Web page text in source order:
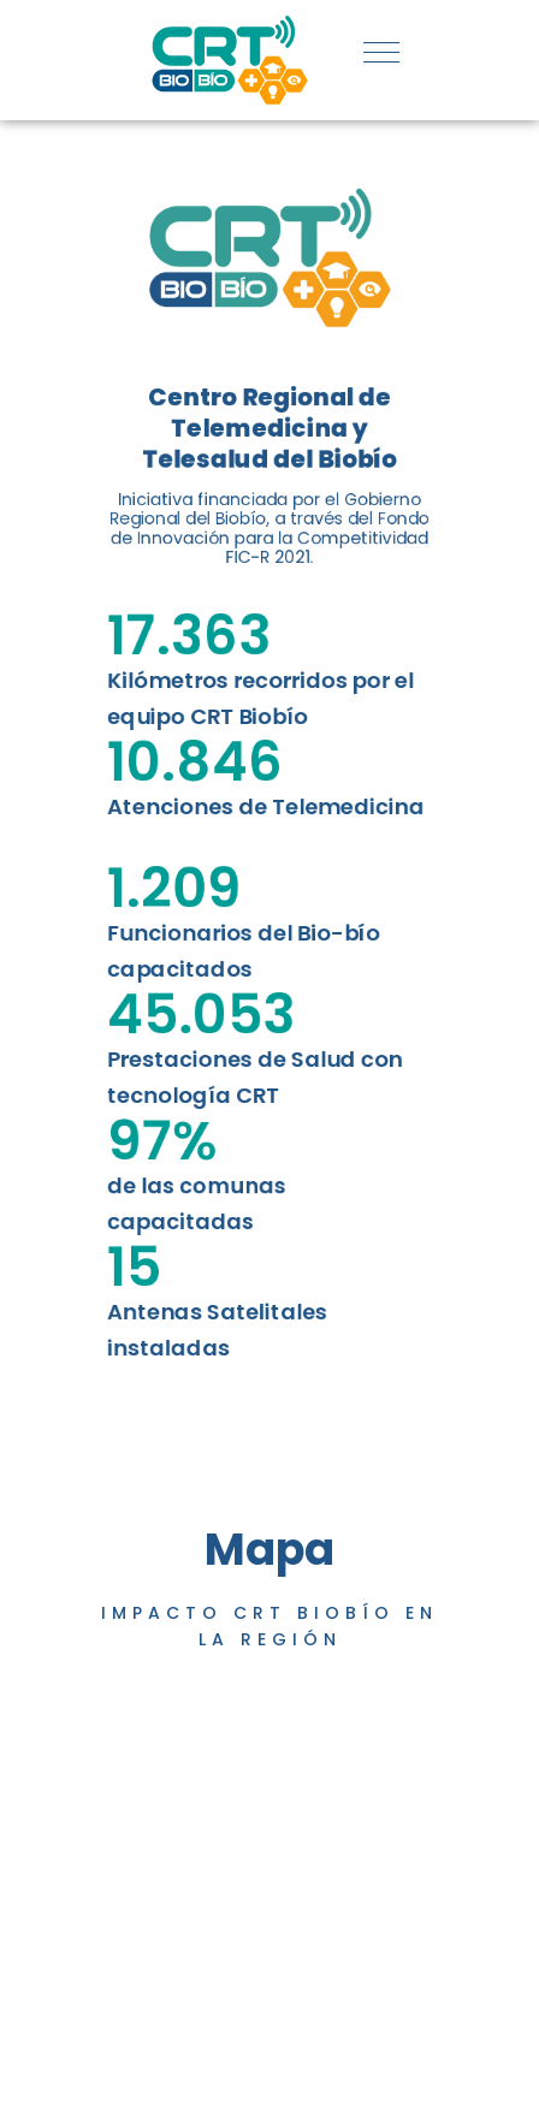
REGIÓN:
CONOCE
LOGROS
DE CRT
BIOBÍO
El Centro Regional de
Telemedicina y Telesalud del
Biobío presenta el balance de
tres años acercando la salud
digital a los habitantes...
Leer más
Centro Regional de
Telemedicina y
Telesalud del Biobío
Iniciativa financiada por el Gobierno
Regional del Biobío, a través del Fondo
de Innovación para la Competitividad
FIC-R 2021.
Kilómetros recorridos por el
equipo CRT Biobío
17.363
Atenciones de Telemedicina
10.846
Funcionarios del Bio-bío
capacitados
1.209
Prestaciones de Salud con
tecnología CRT
45.053
de las comunas
capacitadas
97%
Antenas Satelitales
instaladas
15
Mapa
IMPACTO CRT BIOBÍO EN
LA REGIÓN